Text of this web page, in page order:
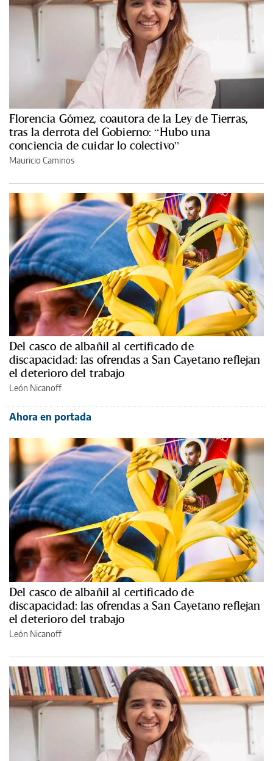
Florencia Gómez, coautora de la Ley de Tierras,
tras la derrota del Gobierno: “Hubo una
conciencia de cuidar lo colectivo”
Mauricio Caminos
Del casco de albañil al certificado de
discapacidad: las ofrendas a San Cayetano reflejan
el deterioro del trabajo
León Nicanoff
Ahora en portada
Del casco de albañil al certificado de
discapacidad: las ofrendas a San Cayetano reflejan
el deterioro del trabajo
León Nicanoff